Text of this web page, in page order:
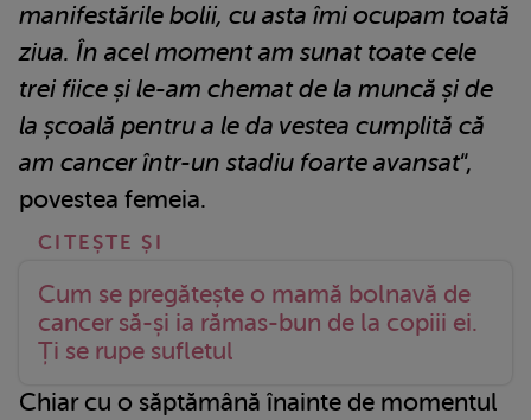
manifestările bolii, cu asta îmi ocupam toată
ziua. În acel moment am sunat toate cele
trei fiice și le-am chemat de la muncă și de
la școală pentru a le da vestea cumplită că
am cancer într-un stadiu foarte avansat“,
povestea femeia.
Cum se pregătește o mamă bolnavă de
cancer să-și ia rămas-bun de la copiii ei.
Ți se rupe sufletul
Chiar cu o săptămână înainte de momentul